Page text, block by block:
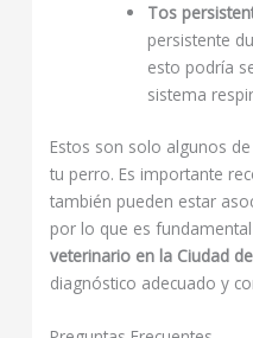
Tos
persistente
esto podría
sistema
Estos son solo algunos
tu perro. Es importante
también pueden estar
por lo que es
veterinario en la Ciudad
diagnóstico adecuado y